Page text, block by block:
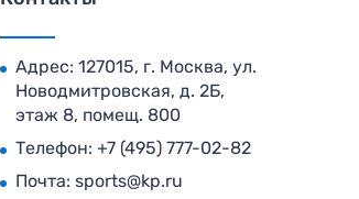
Адрес: 127015, г. Москва, ул.
Новодмитровская, д. 2Б,
этаж 8, помещ. 800
Телефон: +7 (495) 777-02-82
Почта: sports@kp.ru